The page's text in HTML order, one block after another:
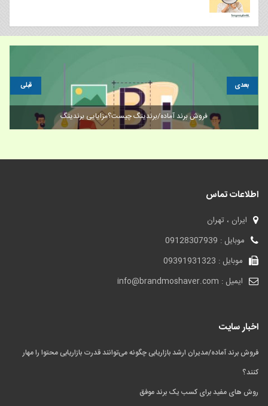
فروش برند آماده/برندینگ چیست؟مزایایی برندینگ
قبلی بعدی
اطلاعات تماس
ایران ، تهران
موبایل : 09128307939
موبایل : 09391931323
ایمیل : info@brandmoshaver.com
اخبار سایت
فروش برند آماده/مدیران ارشد بازاریابی چگونه می‌توانند قدرت بازاریابی محتوا را مهار
کنند؟
روش های مفید برای کسب یک برند موفق